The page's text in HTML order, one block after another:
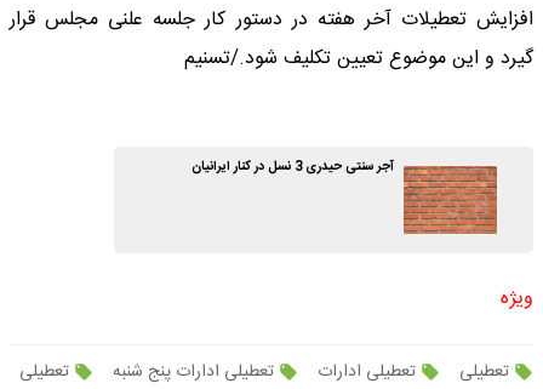
افزایش تعطیلات آخر هفته در دستور کار جلسه علنی مجلس قرار
گیرد و این موضوع تعیین تکلیف شود./تسنیم
آجر سنتی حیدری 3 نسل در کنار ایرانیان
ویژه
تعطیلی تعطیلی ادارات تعطیلی ادارات پنج شنبه
تعطیلی